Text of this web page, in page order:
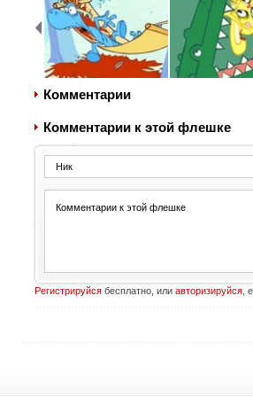
Комментарии
Комментарии к этой флешке
Регистрируйсябесплатно, или авторизируйся,